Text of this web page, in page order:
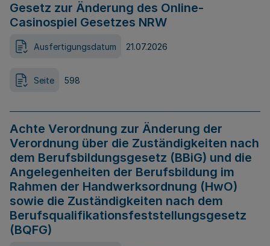
Gesetz zur Änderung des Online-
Casinospiel Gesetzes NRW
Ausfertigungsdatum 21.07.2026
Seite 598
Achte Verordnung zur Änderung der
Verordnung über die Zuständigkeiten nach
dem Berufsbildungsgesetz (BBiG) und die
Angelegenheiten der Berufsbildung im
Rahmen der Handwerksordnung (HwO)
sowie die Zuständigkeiten nach dem
Berufsqualifikationsfeststellungsgesetz
(BQFG)